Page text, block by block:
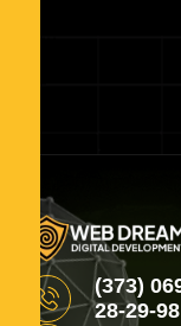
(373)
28-29-98